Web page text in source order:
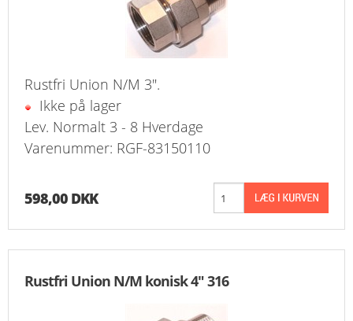
Rustfri Union N/M 3".
Ikke på lager
Lev. Normalt 3 - 8 Hverdage
Varenummer: RGF-83150110
598,00 DKK
Rustfri Union N/M konisk 4" 316